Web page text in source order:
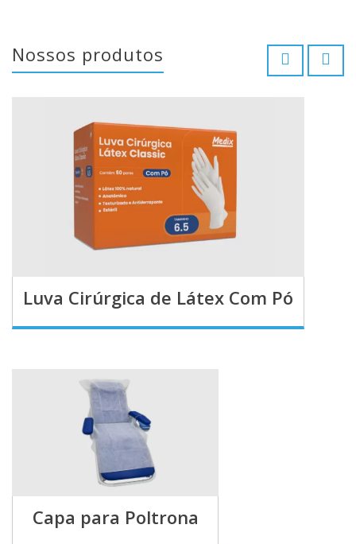
Nossos produtos
Luva Cirúrgica de Látex Com Pó
Capa para Poltrona